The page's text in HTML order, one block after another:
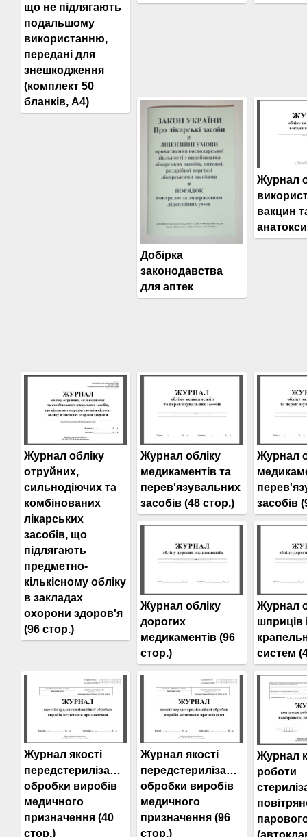
що не підлягають
подальшому
використанню,
передані для
знешкодження
(комплект 50
бланків, А4)
Добірка
законодавства
для аптек
Журнал
вакцин
Журнал обліку
отруйних,
сильнодіючих та
комбінованих
лікарських
засобів, що
підлягають
предметно-
кількісному обліку
в закладах
охорони здоров'я
(96 стор.)
Журнал обліку
медикаментів та
перев'язувальних
засобів (48 стор.)
Журнал
засобів
Журнал обліку
дорогих
медикаментів (96
стор.)
Журнал
шприців
систем
Журнал якості
передстерилізаційної
обробки виробів
медичного
призначення (40
стор.)
Журнал якості
передстерилізаційної
обробки виробів
медичного
призначення (96
стор.)
Журнал
роботи